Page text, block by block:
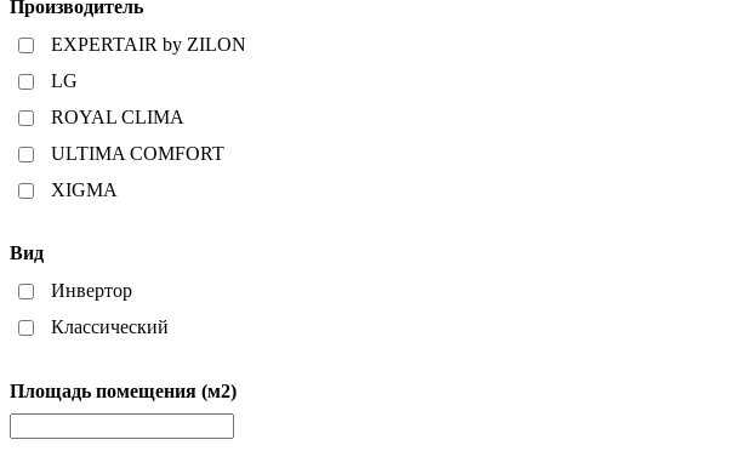
Производитель
EXPERTAIR by ZILON
LG
ROYAL CLIMA
ULTIMA COMFORT
XIGMA
Вид
Инвертор
Классический
Площадь помещения (м2)